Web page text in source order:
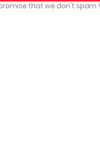
that we don't spam !